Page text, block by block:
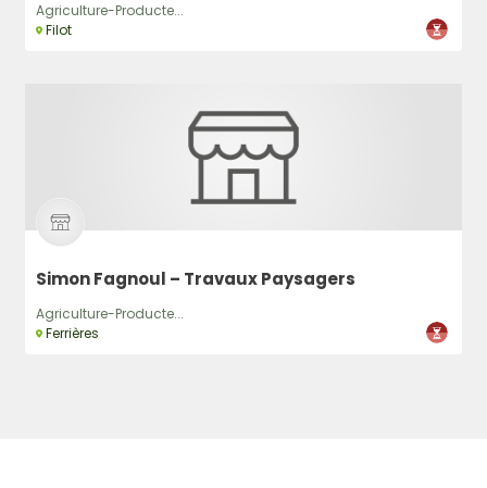
Agriculture-Producte...
Filot
Simon Fagnoul – Travaux Paysagers
Agriculture-Producte...
Ferrières